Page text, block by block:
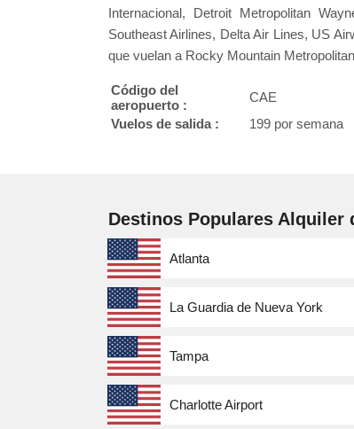
Internacional, Detroit Metropolitan
Southeast Airlines, Delta Air Lines, US
que vuelan a Rocky Mountain
Código del
aeropuerto :
CAE
Vuelos de salida :
199 por semana
Destinos Populares Alquiler
Atlanta
La Guardia de Nueva York
Tampa
Charlotte Airport